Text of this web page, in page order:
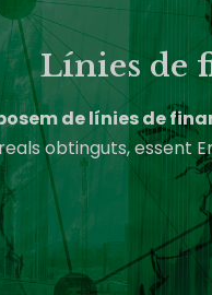
Línies de
de línies de
obtinguts, essent